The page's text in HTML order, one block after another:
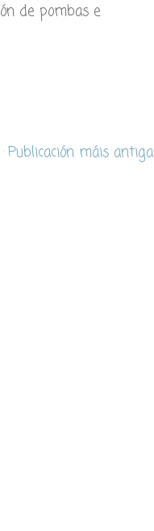
de pombas e
Publicación máis antiga